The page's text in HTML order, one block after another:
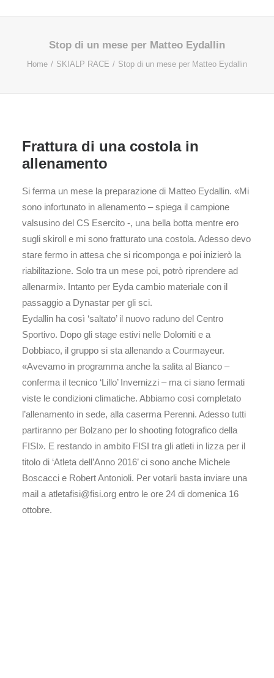
Stop di un mese per Matteo Eydallin
Home SKIALP RACE Stop di un mese per Matteo Eydallin
Frattura di una costola in
allenamento
Si ferma un mese la preparazione di Matteo Eydallin. «Mi
sono infortunato in allenamento – spiega il campione
valsusino del CS Esercito -, una bella botta mentre ero
sugli skiroll e mi sono fratturato una costola. Adesso devo
stare fermo in attesa che si ricomponga e poi inizierò la
riabilitazione. Solo tra un mese poi, potrò riprendere ad
allenarmi». Intanto per Eyda cambio materiale con il
passaggio a Dynastar per gli sci.
Eydallin ha così ‘saltato’ il nuovo raduno del Centro
Sportivo. Dopo gli stage estivi nelle Dolomiti e a
Dobbiaco, il gruppo si sta allenando a Courmayeur.
«Avevamo in programma anche la salita al Bianco –
conferma il tecnico ‘Lillo’ Invernizzi – ma ci siano fermati
viste le condizioni climatiche. Abbiamo così completato
l’allenamento in sede, alla caserma Perenni. Adesso tutti
partiranno per Bolzano per lo shooting fotografico della
FISI». E restando in ambito FISI tra gli atleti in lizza per il
titolo di ‘Atleta dell’Anno 2016’ ci sono anche Michele
Boscacci e Robert Antonioli. Per votarli basta inviare una
mail a atletafisi@fisi.org entro le ore 24 di domenica 16
ottobre.